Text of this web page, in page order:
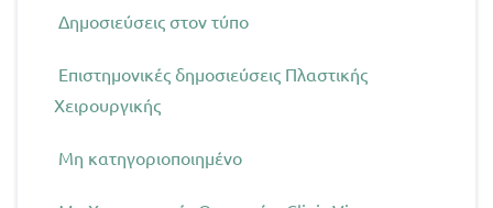
Δημοσιεύσεις στον τύπο
Επιστημονικές δημοσιεύσεις Πλαστικής
Χειρουργικής
Μη κατηγοριοποιημένο